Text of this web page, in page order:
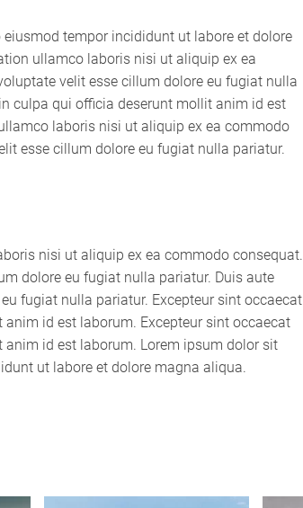
tempor incididunt ut labore et dolore
ullamco laboris nisi ut aliquip ex ea
velit esse cillum dolore eu fugiat nulla
culpa qui officia deserunt mollit anim id est
laboris nisi ut aliquip ex ea commodo
esse cillum dolore eu fugiat nulla pariatur.
nisi ut aliquip ex ea commodo consequat.
dolore eu fugiat nulla pariatur. Duis aute
fugiat nulla pariatur. Excepteur sint occaecat
id est laborum. Excepteur sint occaecat
id est laborum. Lorem ipsum dolor sit
ut labore et dolore magna aliqua.